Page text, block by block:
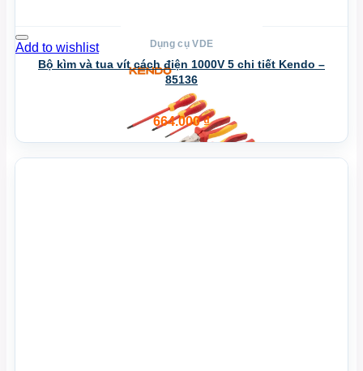
Add to wishlist Dụng cụ VDE
Bộ kìm và tua vít cách điện 1000V 5 chi tiết Kendo –
85136
664.000₫